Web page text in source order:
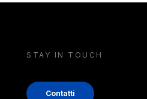
STAY IN TOUCH
Contatti